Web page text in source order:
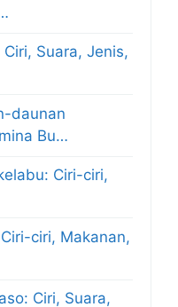
Suara, Jenis,
daunan
Bu…
Ciri-ciri,
ciri, Makanan,
Ciri, Suara,